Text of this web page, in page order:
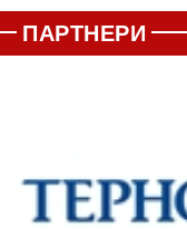
ПАРТНЕРИ